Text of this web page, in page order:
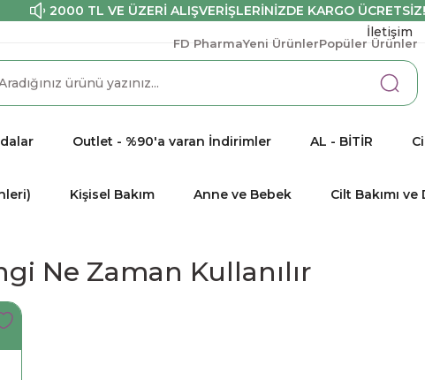
2000 TL VE ÜZERİ ALIŞVERİŞLERİNİZDE KARGO ÜCRETSİZ!
İletişim
FD PharmaYeni ÜrünlerPopüler Ürünler
Outlet - %90'a varan İndirimler AL - BİTİR
Kişisel Bakım Anne ve Bebek Cilt Bakımı
Ne Zaman Kullanılır